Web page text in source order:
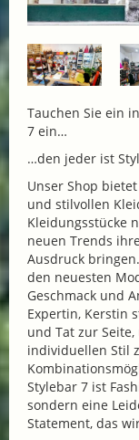
Tauchen Sie ein
7 ein…
…den jeder ist
Unser Shop
und stilvollen
Kleidungsstücke
neuen Trends
Ausdruck
den neuesten
Geschmack und
Expertin, Kerstin
und Tat zur
individuellen Stil
Stylebar 7 ist
sondern eine
Statement, das